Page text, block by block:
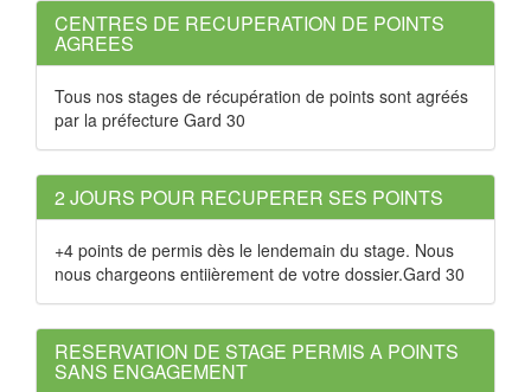
CENTRES DE RECUPERATION DE POINTS
AGREES
Tous nos stages de récupération de points sont agréés
par la préfecture Gard 30
2 JOURS POUR RECUPERER SES POINTS
+4 points de permis dès le lendemain du stage. Nous
nous chargeons entiièrement de votre dossier.Gard 30
RESERVATION DE STAGE PERMIS A POINTS
SANS ENGAGEMENT